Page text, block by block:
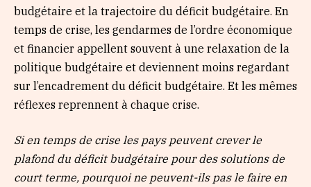
budgétaire et la trajectoire du déficit budgétaire. En
temps de crise, les gendarmes de l’ordre économique
et financier appellent souvent à une relaxation de la
politique budgétaire et deviennent moins regardant
sur l’encadrement du déficit budgétaire. Et les mêmes
réflexes reprennent à chaque crise.
Si en temps de crise les pays peuvent crever le
plafond du déficit budgétaire pour des solutions de
court terme, pourquoi ne peuvent-ils pas le faire en